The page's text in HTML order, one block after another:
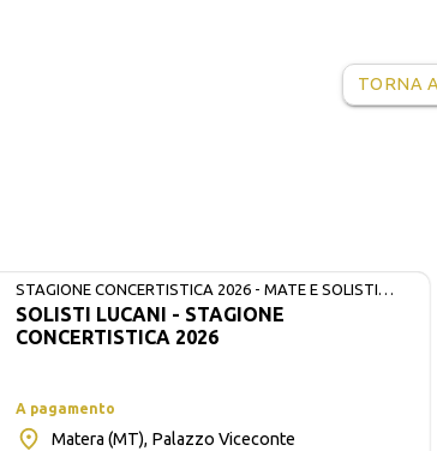
TORNA
STAGIONE CONCERTISTICA 2026 - MATE E SOLISTI
LUCANI
SOLISTI LUCANI - STAGIONE
CONCERTISTICA 2026
A pagamento
Matera (MT), Palazzo Viceconte